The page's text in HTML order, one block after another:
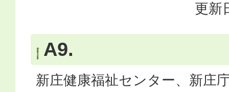
更新
A9.
新庄健康福祉センター、新庄